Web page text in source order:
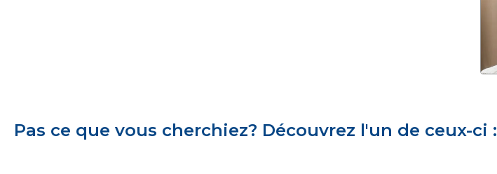
Pas ce que vous cherchiez? Découvrez l'un de ceux-ci :